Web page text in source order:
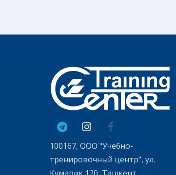
100167, ООО "Учебно-
тренировочный центр", ул.